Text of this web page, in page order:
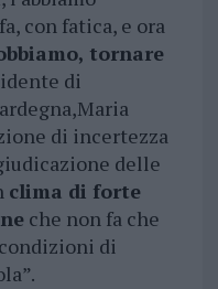
con fatica, e ora
tornare
di
di incertezza
delle
clima di forte
che non fa che
di